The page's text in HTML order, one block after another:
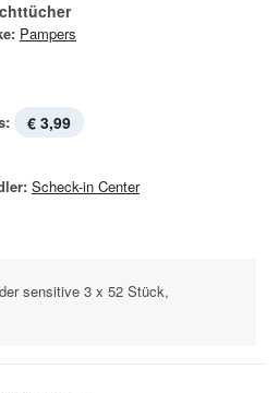
Pampers
€ 3,99
Scheck-in Center
sensitive 3 x 52 Stück,